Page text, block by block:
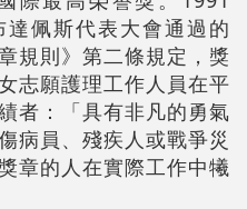
佩斯代表大會通過的
規則》第二條規定，獎
志願護理工作人員在平
者：「具有非凡的勇氣
病員、殘疾人或戰爭災
章的人在實際工作中犧